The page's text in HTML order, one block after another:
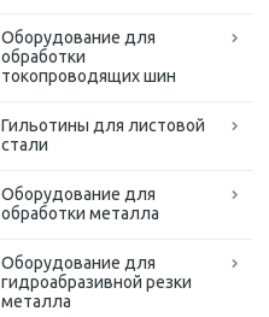
Оборудование для
обработки
токопроводящих шин
Гильотины для листовой
стали
Оборудование для
обработки металла
Оборудование для
гидроабразивной резки
металла